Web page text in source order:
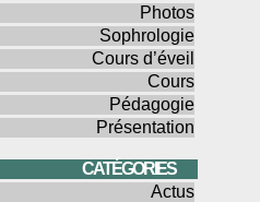
Photos
Sophrologie
Cours d’éveil
Cours
Pédagogie
Présentation
CATÉGORIES
Actus